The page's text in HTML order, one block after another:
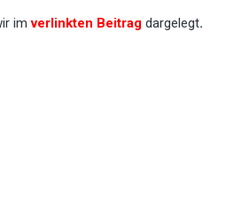
imverlinkten Beitragdargelegt.